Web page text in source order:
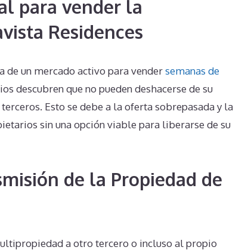
para vender la
Residences
un mercado activo para vendersemanas de
descubren que no pueden deshacerse de su
Esto se debe a la oferta sobrepasada y la
sin una opción viable para liberarse de su
de la Propiedad de
a otro tercero o incluso al propio